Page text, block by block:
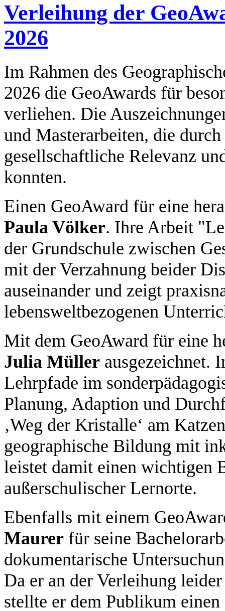
Verleihung der
2026
Im Rahmen des
2026 die GeoAwards für
verliehen. Die
und Masterarbeiten, die
gesellschaftliche Relevanz
konnten.
Einen GeoAward für eine
Paula Völker. Ihre Arbeit
der Grundschule zwischen
mit der Verzahnung beider
auseinander und zeigt
lebensweltbezogenen
Mit dem GeoAward für eine
Julia Müller ausgezeichnet.
Lehrpfade im
Planung, Adaption und
‚Weg der Kristalle‘ am
geographische Bildung mit
leistet damit einen wichtigen
außerschulischer Lernorte.
Ebenfalls mit einem
Maurer für seine
dokumentarische
Da er an der Verleihung
stellte er dem Publikum